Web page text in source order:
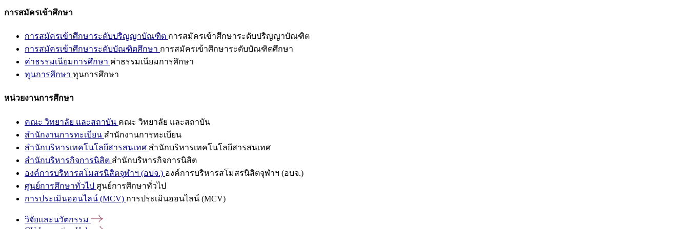
การสมัครเข้าศึกษา
การสมัครเข้าศึกษาระดับปริญญาบัณฑิต การสมัครเข้าศึกษาระดับปริญญาบัณฑิต
การสมัครเข้าศึกษาระดับบัณฑิตศึกษา การสมัครเข้าศึกษาระดับบัณฑิตศึกษา
ค่าธรรมเนียมการศึกษา ค่าธรรมเนียมการศึกษา
ทุนการศึกษา ทุนการศึกษา
หน่วยงานการศึกษา
คณะ วิทยาลัย และสถาบัน คณะ วิทยาลัย และสถาบัน
สำนักงานการทะเบียน สำนักงานการทะเบียน
สำนักบริหารเทคโนโลยีสารสนเทศ สำนักบริหารเทคโนโลยีสารสนเทศ
สำนักบริหารกิจการนิสิต สำนักบริหารกิจการนิสิต
องค์การบริหารสโมสรนิสิตจุฬาฯ (อบจ.) องค์การบริหารสโมสรนิสิตจุฬาฯ (อบจ.)
ศูนย์การศึกษาทั่วไป ศูนย์การศึกษาทั่วไป
การประเมินออนไลน์ (MCV) การประเมินออนไลน์ (MCV)
วิจัยและนวัตกรรม